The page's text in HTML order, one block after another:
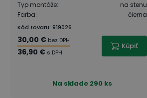
Typ montáže:
na stenu
Farba: čierna
Kód tovaru: 919026
30,00 € bez DPH
36,90 € s DPH
Kúpiť
Na sklade 290 ks